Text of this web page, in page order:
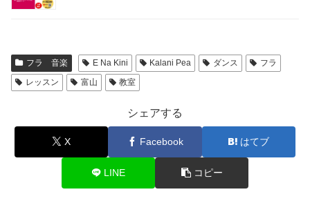
フラ 音楽 E Na Kini Kalani Pea ダンス
フラ
レッスン
富山 教室
シェアする
X Facebook はてブ
LINE コピー